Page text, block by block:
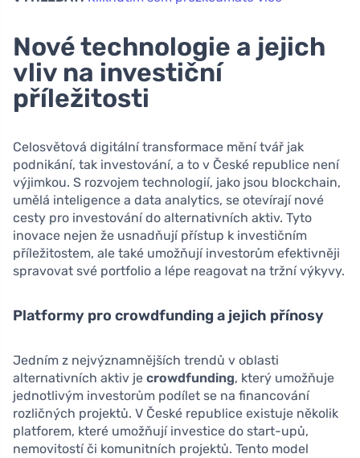
Nové technologie a jejich
vliv na investiční
příležitosti
Celosvětová digitální transformace mění tvář jak
podnikání, tak investování, a to v České republice není
výjimkou. S rozvojem technologií, jako jsou blockchain,
umělá inteligence a data analytics, se otevírají nové
cesty pro investování do alternativních aktiv. Tyto
inovace nejen že usnadňují přístup k investičním
příležitostem, ale také umožňují investorům efektivněji
spravovat své portfolio a lépe reagovat na tržní výkyvy.
Platformy pro crowdfunding a jejich přínosy
Jedním z nejvýznamnějších trendů v oblasti
alternativních aktiv je crowdfunding, který umožňuje
jednotlivým investorům podílet se na financování
rozličných projektů. V České republice existuje několik
platforem, které umožňují investice do start-upů,
nemovitostí či komunitních projektů. Tento model